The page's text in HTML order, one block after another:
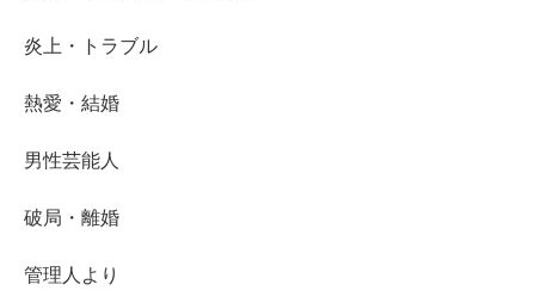
炎上・トラブル
熱愛・結婚
男性芸能人
破局・離婚
管理人より